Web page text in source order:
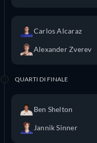
Carlos Alcaraz
Alexander Zverev
QUARTI DI FINALE
Ben Shelton
Jannik Sinner